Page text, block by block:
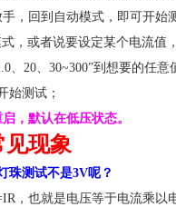
，回到自动模式，即可开始
，或者说要设定某个电流值
、20、30~300”到想要的任意
始测试；
，默认在低压状态。
见现象
珠测试不是3V呢？
，也就是电压等于电流乘以